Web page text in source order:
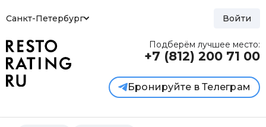
Санкт-Петербург Войти
Подберём лучшее место:
+7 (812) 200 71 00
Бронируйте в Телеграм